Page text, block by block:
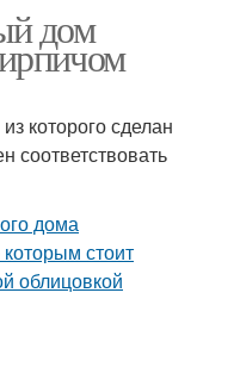
дом
которого сделан
соответствовать